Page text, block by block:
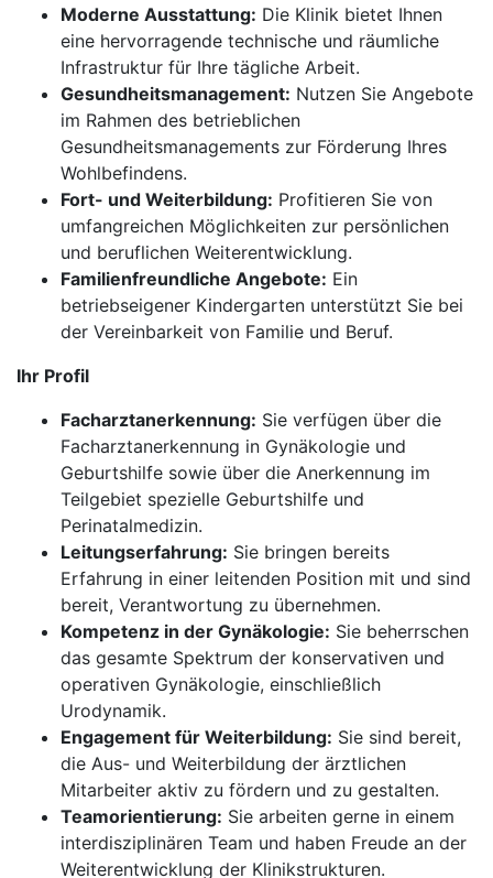
Moderne Ausstattung: Die Klinik bietet Ihnen
eine hervorragende technische und räumliche
Infrastruktur für Ihre tägliche Arbeit.
Gesundheitsmanagement: Nutzen Sie Angebote
im Rahmen des betrieblichen
Gesundheitsmanagements zur Förderung Ihres
Wohlbefindens.
Fort- und Weiterbildung: Profitieren Sie von
umfangreichen Möglichkeiten zur persönlichen
und beruflichen Weiterentwicklung.
Familienfreundliche Angebote: Ein
betriebseigener Kindergarten unterstützt Sie bei
der Vereinbarkeit von Familie und Beruf.
Ihr Profil
Facharztanerkennung: Sie verfügen über die
Facharztanerkennung in Gynäkologie und
Geburtshilfe sowie über die Anerkennung im
Teilgebiet spezielle Geburtshilfe und
Perinatalmedizin.
Leitungserfahrung: Sie bringen bereits
Erfahrung in einer leitenden Position mit und sind
bereit, Verantwortung zu übernehmen.
Kompetenz in der Gynäkologie: Sie beherrschen
das gesamte Spektrum der konservativen und
operativen Gynäkologie, einschließlich
Urodynamik.
Engagement für Weiterbildung: Sie sind bereit,
die Aus- und Weiterbildung der ärztlichen
Mitarbeiter aktiv zu fördern und zu gestalten.
Teamorientierung: Sie arbeiten gerne in einem
interdisziplinären Team und haben Freude an der
Weiterentwicklung der Klinikstrukturen.